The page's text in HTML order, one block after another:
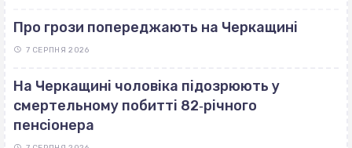
Про грози попереджають на Черкащині
7 СЕРПНЯ 2026
На Черкащині чоловіка підозрюють у
смертельному побитті 82‐річного
пенсіонера